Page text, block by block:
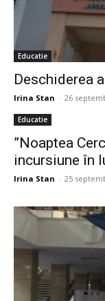
Educatie
Deschiderea
Irina Stan - 26
Educatie
”Noaptea
incursiune în
Irina Stan - 25